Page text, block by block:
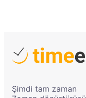
Şimdi tam zaman